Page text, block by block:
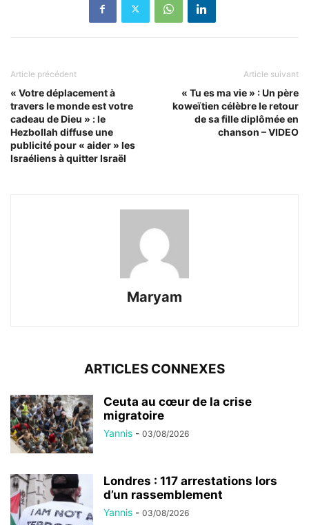
Article précédent
« Votre déplacement à
travers le monde est votre
cadeau de Dieu » : le
Hezbollah diffuse une
publicité pour « aider » les
Israéliens à quitter Israël
Article suivant
« Tu es ma vie » : Un père
koweïtien célèbre le retour
de sa fille diplômée en
chanson – VIDEO
Maryam
ARTICLES CONNEXES
Ceuta au cœur de la crise
migratoire
Yannis - 03/08/2026
Londres : 117 arrestations lors
d’un rassemblement
Yannis - 03/08/2026